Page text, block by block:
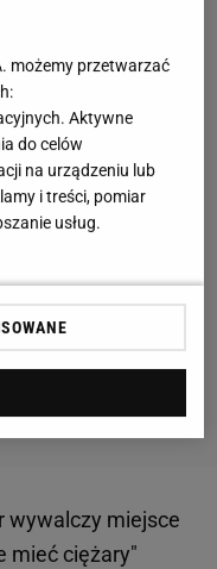
wywalczy miejsce
mieć ciężary"
możemy przetwarzać
Aktywne
do celów
na urządzeniu lub
i treści, pomiar
usług.